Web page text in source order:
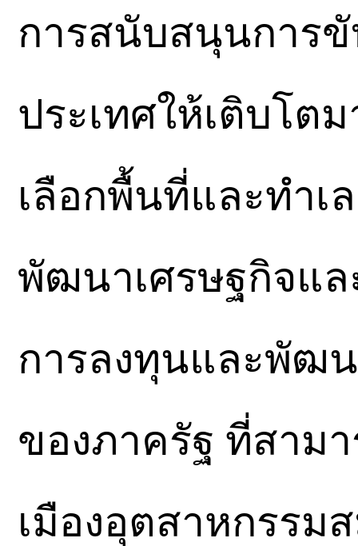
การสนับสนุนการขั
ประเทศให้เติบโต
เลือกพื้นที่และทำเ
พัฒนาเศรษฐกิจแล
การลงทุนและพัฒ
ของภาครัฐ ที่สาม
เมืองอุตสาหกรรม